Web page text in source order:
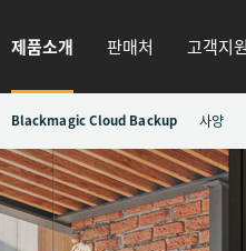
제품소개 판매처 고객지원
Blackmagic Cloud Backup 사양